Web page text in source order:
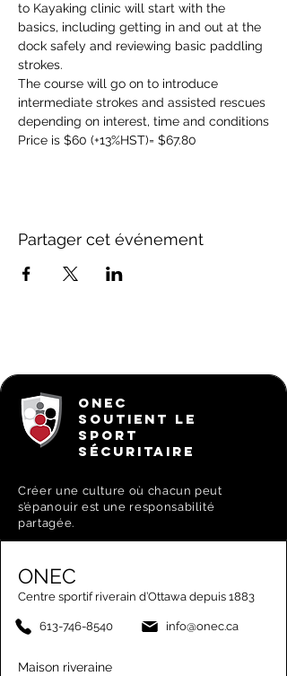
to Kayaking clinic will start with the
basics, including getting in and out at the
dock safely and reviewing basic paddling
strokes.
The course will go on to introduce
intermediate strokes and assisted rescues
depending on interest, time and conditions
Price is $60 (+13%HST)= $67.80
Partager cet événement
ONEC
SOUTIENT LE
SPORT
SÉCURITAIRE
Créer une culture où chacun peut
s’épanouir est une responsabilité
partagée.
ONEC
Centre sportif riverain d’Ottawa depuis 1883
613-746-8540 info@onec.ca
Maison riveraine